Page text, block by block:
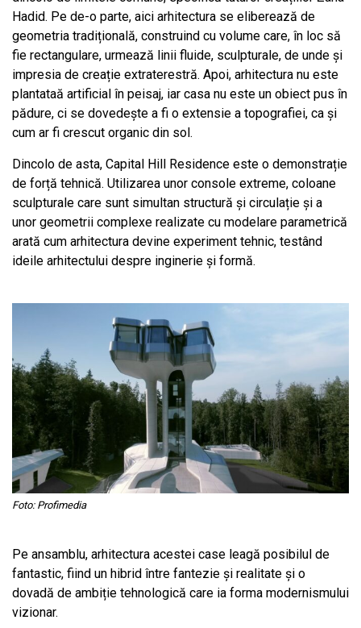
Hadid. Pe de-o parte, aici arhitectura se eliberează de
geometria tradițională, construind cu volume care, în loc să
fie rectangulare, urmează linii fluide, sculpturale, de unde și
impresia de creație extraterestră. Apoi, arhitectura nu este
plantataă artificial în peisaj, iar casa nu este un obiect pus în
pădure, ci se dovedește a fi o extensie a topografiei, ca și
cum ar fi crescut organic din sol.
Dincolo de asta, Capital Hill Residence este o demonstrație
de forță tehnică. Utilizarea unor console extreme, coloane
sculpturale care sunt simultan structură și circulație și a
unor geometrii complexe realizate cu modelare parametrică
arată cum arhitectura devine experiment tehnic, testând
ideile arhitectului despre inginerie și formă.
Foto: Profimedia
Pe ansamblu, arhitectura acestei case leagă posibilul de
fantastic, fiind un hibrid între fantezie și realitate și o
dovadă de ambiție tehnologică care ia forma modernismului
vizionar.